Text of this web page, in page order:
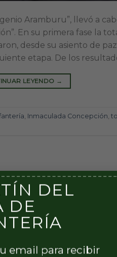
DEL
DE
email para recibir
Aramburu”, llevó a
En su primera fase la
desde su asiento de
etapa. De los
LEYENDO →
Inmaculada Concepción